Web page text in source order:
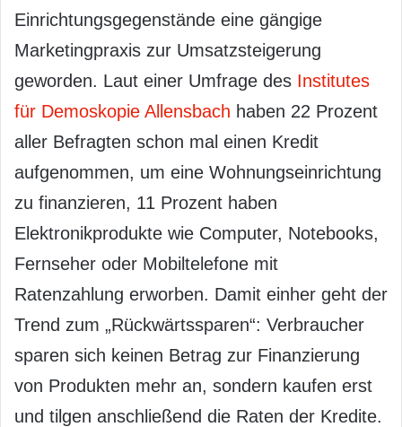
Einrichtungsgegenstände eine gängige
Marketingpraxis zur Umsatzsteigerung
geworden. Laut einer Umfrage des Institutes
für Demoskopie Allensbach haben 22 Prozent
aller Befragten schon mal einen Kredit
aufgenommen, um eine Wohnungseinrichtung
zu finanzieren, 11 Prozent haben
Elektronikprodukte wie Computer, Notebooks,
Fernseher oder Mobiltelefone mit
Ratenzahlung erworben. Damit einher geht der
Trend zum „Rückwärtssparen“: Verbraucher
sparen sich keinen Betrag zur Finanzierung
von Produkten mehr an, sondern kaufen erst
und tilgen anschließend die Raten der Kredite.